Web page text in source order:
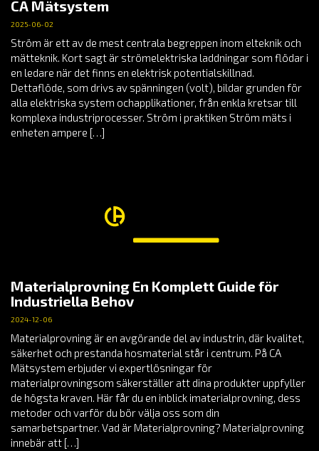
CA Mätsystem
2025-06-02
Ström är ett av de mest centrala begreppen inom elteknik och
mätteknik. Kort sagt är strömelektriska laddningar som flödar i
en ledare när det finns en elektrisk potentialskillnad.
Dettaflöde, som drivs av spänningen (volt), bildar grunden för
alla elektriska system ochapplikationer, från enkla kretsar till
komplexa industriprocesser. Ström i praktiken Ström mäts i
enheten ampere […]
Materialprovning En Komplett Guide för
Industriella Behov
2024-12-06
Materialprovning är en avgörande del av industrin, där kvalitet,
säkerhet och prestanda hosmaterial står i centrum. På CA
Mätsystem erbjuder vi expertlösningar för
materialprovningsom säkerställer att dina produkter uppfyller
de högsta kraven. Här får du en inblick imaterialprovning, dess
metoder och varför du bör välja oss som din
samarbetspartner. Vad är Materialprovning? Materialprovning
innebär att […]